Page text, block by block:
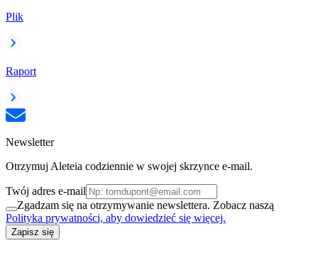
Plik
Raport
Newsletter
Otrzymuj Aleteia codziennie w swojej skrzynce e-mail.
Twój adres e-mail
Zgadzam się na otrzymywanie newslettera. Zobacz naszą
Polityka prywatności, aby dowiedzieć się więcej.
Zapisz się